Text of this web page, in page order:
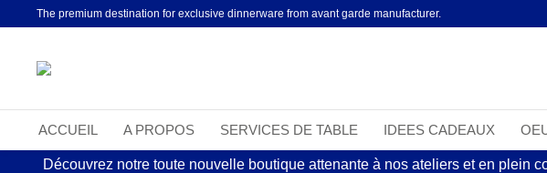
The premium destination for exclusive dinnerware from avant garde manufacturer.
ACCUEIL A PROPOS SERVICES DE TABLE IDEES CADEAUX
Découvrez notre toute nouvelle boutique attenante à nos ateliers et en plein